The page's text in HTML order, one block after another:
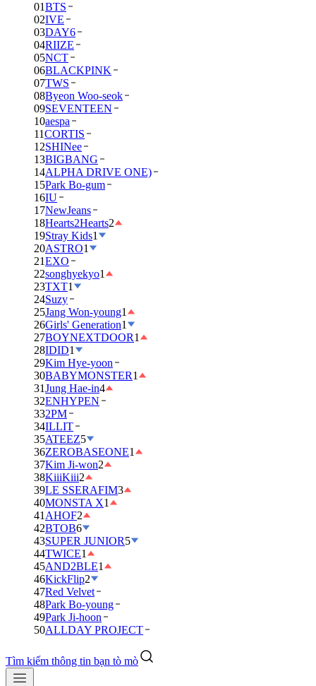
01BTS
02IVE
03DAY6
04RIIZE
05NCT
06BLACKPINK
07TWS
08Byeon Woo-seok
09SEVENTEEN
10aespa
11CORTIS
12SHINee
13BIGBANG
14ALPHA DRIVE ONE)
15Park Bo-gum
16IU
17NewJeans
18Hearts2Hearts2
19Stray Kids1
20ASTRO1
21EXO
22songhyekyo1
23TXT1
24Suzy
25Jang Won-young1
26Girls' Generation1
27BOYNEXTDOOR1
28IDID1
29Kim Hye-yoon
30BABYMONSTER1
31Jung Hae-in4
32ENHYPEN
332PM
34ILLIT
35ATEEZ5
36ZEROBASEONE1
37Kim Ji-won2
38KiiiKiii2
39LE SSERAFIM3
40MONSTA X1
41 AHOF2
42BTOB6
43SUPER JUNIOR5
44TWICE1
45AND2BLE1
46KickFlip2
47Red Velvet
48Park Bo-young
49Park Ji-hoon
50ALLDAY PROJECT
Tìm kiếm thông tin bạn tò mò